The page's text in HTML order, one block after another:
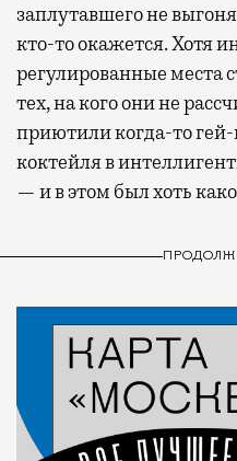
заплутавшего не
кто-то окажется. Хотя
регулированные места
тех, на кого они не
приютили когда-то
коктейля в
— и в этом был хоть